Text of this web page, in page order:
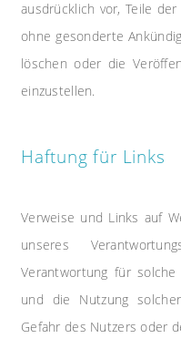
ausdrücklich vor, Teile
ohne gesonderte
löschen oder die
einzustellen.
Haftung für Links
Verweise und Links auf
unseres
Verantwortung für
und die Nutzung
Gefahr des Nutzers oder